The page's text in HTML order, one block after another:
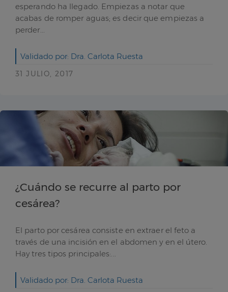
esperando ha llegado. Empiezas a notar que
acabas de romper aguas; es decir que empiezas a
perder...
Validado por: Dra. Carlota Ruesta
31 JULIO, 2017
¿Cuándo se recurre al parto por
cesárea?
El parto por cesárea consiste en extraer el feto a
través de una incisión en el abdomen y en el útero.
Hay tres tipos principales:...
Validado por: Dra. Carlota Ruesta